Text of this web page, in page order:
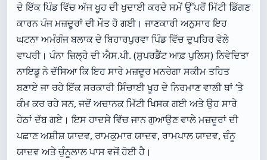
ਦੇ ਇੱਕ ਪਿੰਡ ਵਿੱਚ ਅੱਜ ਖੂਹ ਦੀ ਖੁਦਾਈ ਕਰਦੇ ਸਮੇਂ ਉੱਪਰੋਂ ਮਿੱਟੀ ਡਿੱਗਣ
ਕਾਰਨ ਪੰਜ ਮਜ਼ਦੂਰਾਂ ਦੀ ਮੌਤ ਹੋ ਗਈ। ਜਾਣਕਾਰੀ ਅਨੁਸਾਰ ਇਹ
ਘਟਨਾ ਅਮੰਗੰਜ ਬਲਾਕ ਦੇ ਬਿਹਾਰਪੁਰਵਾ ਪਿੰਡ ਵਿੱਚ ਦੁਪਹਿਰ ਵੇਲੇ
ਵਾਪਰੀ। ਪੰਨਾ ਜ਼ਿਲ੍ਹੇ ਦੀ ਐਸ.ਪੀ. (ਸੁਪਰਡੈਂਟ ਆਫ਼ ਪੁਲਿਸ) ਨਿਵੇਦਿਤਾ
ਨਾਇਡੂ ਨੇ ਦੱਸਿਆ ਕਿ ਇਹ ਸਾਰੇ ਮਜ਼ਦੂਰ ਮਨਰੇਗਾ ਸਕੀਮ ਤਹਿਤ
ਬਣਾਏ ਜਾ ਰਹੇ ਇੱਕ ਸਰਕਾਰੀ ਸਿੰਚਾਈ ਖੂਹ ਦੇ ਨਿਰਮਾਣ ਵਾਲੀ ਥਾਂ ‘ਤੇ
ਕੰਮ ਕਰ ਰਹੇ ਸਨ, ਜਦੋਂ ਅਚਾਨਕ ਮਿੱਟੀ ਖਿਸਕ ਗਈ ਅਤੇ ਉਹ ਸਾਰੇ
ਹੇਠਾਂ ਦੱਬ ਗਏ। ਇਸ ਹਾਦਸੇ ਵਿੱਚ ਜਾਨ ਗੁਆਉਣ ਵਾਲੇ ਮਜ਼ਦੂਰਾਂ ਦੀ
ਪਛਾਣ ਅਸ਼ੀਸ਼ ਯਾਦਵ, ਰਾਮਕੁਮਾਰ ਯਾਦਵ, ਰਾਮਪਾਲ ਯਾਦਵ, ਚੰਨੂ
ਯਾਦਵ ਅਤੇ ਚੁੰਨੂਲਾਲ ਪਾਸ ਵਜੋਂ ਹੋਈ ਹੈ।